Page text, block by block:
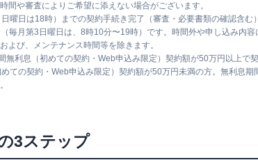
間や審査によりご希望に添えない場合がございます。
曜日は18時）までの契約手続き完了（審査・必要書類の確認含
毎月第3日曜日は、8時10分〜19時）です。時間外や申し込み内
よび、メンテナンス時間等を除きます。
無利息（初めての契約・Web申込み限定）契約額が50万円以上で
ての契約・Web申込み限定）契約額が50万円未満の方。無利息
3ステップ